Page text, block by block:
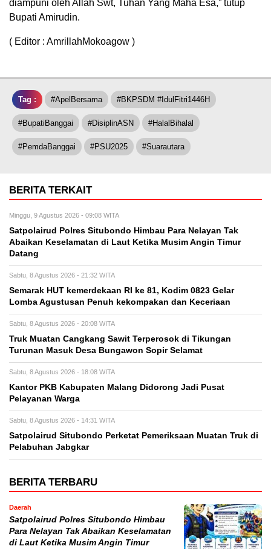
diampuni oleh Allah Swt, Tuhan Yang Maha Esa,” tutup
Bupati Amirudin.
( Editor : AmrillahMokoagow )
Tag : #ApelBersama #BKPSDM #IdulFitri1446H
#BupatiBanggai #DisiplinASN #HalalBihalal
#PemdaBanggai #PSU2025 #Suarautara
BERITA TERKAIT
Minggu, 9 Agustus 2026 - 09:08 WITA
Satpolairud Polres Situbondo Himbau Para Nelayan Tak
Abaikan Keselamatan di Laut Ketika Musim Angin Timur
Datang
Sabtu, 8 Agustus 2026 - 21:32 WITA
Semarak HUT kemerdekaan RI ke 81, Kodim 0823 Gelar
Lomba Agustusan Penuh kekompakan dan Keceriaan
Sabtu, 8 Agustus 2026 - 20:08 WITA
Truk Muatan Cangkang Sawit Terperosok di Tikungan
Turunan Masuk Desa Bungawon Sopir Selamat
Sabtu, 8 Agustus 2026 - 18:08 WITA
Kantor PKB Kabupaten Malang Didorong Jadi Pusat
Pelayanan Warga
Sabtu, 8 Agustus 2026 - 14:31 WITA
Satpolairud Situbondo Perketat Pemeriksaan Muatan Truk di
Pelabuhan Jabgkar
BERITA TERBARU
Daerah
Satpolairud Polres Situbondo Himbau
Para Nelayan Tak Abaikan Keselamatan
di Laut Ketika Musim Angin Timur